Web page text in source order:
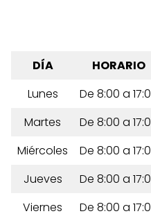
DÍA
HORARIO
Lunes
De 8:00 a
Martes
De 8:00 a
Miércoles
De 8:00 a
Jueves
De 8:00 a
Viernes
De 8:00 a